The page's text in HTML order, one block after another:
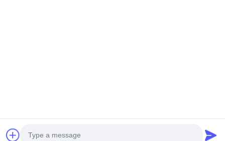
©2018- LED Vision Technology Limited. Все права защищены